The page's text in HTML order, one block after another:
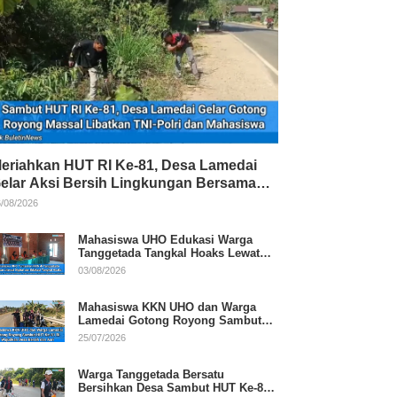
HUT RI Ke-81, Desa Lamedai
Aksi Bersih Lingkungan Bersama
Polri
08/2026
Mahasiswa UHO Edukasi Warga
Tanggetada Tangkal Hoaks Lewat
Program Literasi
03/08/2026
Mahasiswa KKN UHO dan Warga
Lamedai Gotong Royong Sambut
HUT Ke-81 RI
25/07/2026
Warga Tanggetada Bersatu
Bersihkan Desa Sambut HUT Ke-81